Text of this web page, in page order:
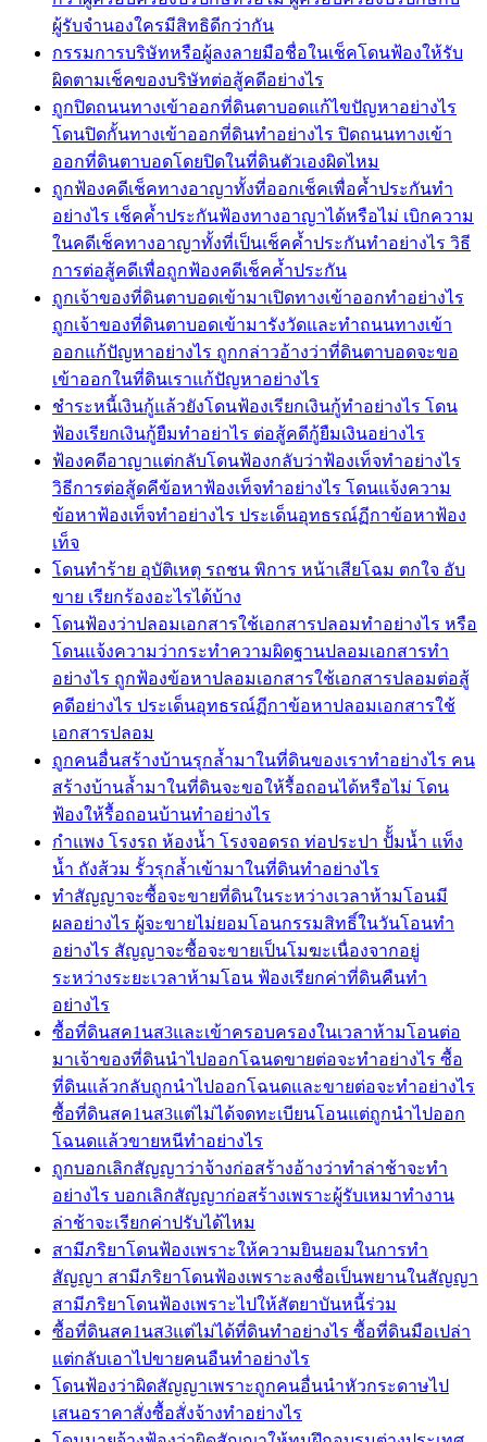
ผู้รับจำนองใครมีสิทธิดีกว่ากัน
กรรมการบริษัทหรือผู้ลงลายมือชื่อในเช็คโดนฟ้องให้รับ
ผิดตามเช็คของบริษัทต่อสู้คดีอย่างไร
ถูกปิดถนนทางเข้าออกที่ดินตาบอดแก้ไขปัญหาอย่างไร
โดนปิดกั้นทางเข้าออกที่ดินทำอย่างไร ปิดถนนทางเข้า
ออกที่ดินตาบอดโดยปิดในที่ดินตัวเองผิดไหม
ถูกฟ้องคดีเช็คทางอาญาทั้งที่ออกเช็คเพื่อค้ำประกันทำ
อย่างไร เช็คค้ำประกันฟ้องทางอาญาได้หรือไม่ เบิกความ
ในคดีเช็คทางอาญาทั้งที่เป็นเช็คค้ำประกันทำอย่างไร วิธี
การต่อสู้คดีเพื่อถูกฟ้องคดีเช็คค้ำประกัน
ถูกเจ้าของที่ดินตาบอดเข้ามาเปิดทางเข้าออกทำอย่างไร
ถูกเจ้าของที่ดินตาบอดเข้ามารังวัดและทำถนนทางเข้า
ออกแก้ปัญหาอย่างไร ถูกกล่าวอ้างว่าที่ดินตาบอดจะขอ
เข้าออกในที่ดินเราแก้ปัญหาอย่างไร
ชำระหนี้เงินกู้แล้วยังโดนฟ้องเรียกเงินกู้ทำอย่างไร โดน
ฟ้องเรียกเงินกู้ยืมทำอย่าไร ต่อสู้คดีกู้ยืมเงินอย่างไร
ฟ้องคดีอาญาแต่กลับโดนฟ้องกลับว่าฟ้องเท็จทำอย่างไร
วิธีการต่อสู้ดคีข้อหาฟ้องเท็จทำอย่างไร โดนแจ้งความ
ข้อหาฟ้องเท็จทำอย่างไร ประเด็นอุทธรณ์ฏีกาข้อหาฟ้อง
เท็จ
โดนทำร้าย อุบัติเหตุ รถชน พิการ หน้าเสียโฉม ตกใจ อับ
ขาย เรียกร้องอะไรได้บ้าง
โดนฟ้องว่าปลอมเอกสารใช้เอกสารปลอมทำอย่างไร หรือ
โดนแจ้งความว่ากระทำความผิดฐานปลอมเอกสารทำ
อย่างไร ถูกฟ้องข้อหาปลอมเอกสารใช้เอกสารปลอมต่อสู้
คดีอย่างไร ประเด็นอุทธรณ์ฏีกาข้อหาปลอมเอกสารใช้
เอกสารปลอม
ถูกคนอื่นสร้างบ้านรุกล้ำมาในที่ดินของเราทำอย่างไร คน
สร้างบ้านล้ำมาในที่ดินจะขอให้รื้อถอนได้หรือไม่ โดน
ฟ้องให้รื้อถอนบ้านทำอย่างไร
กำแพง โรงรถ ห้องน้ำ โรงจอดรถ ท่อประปา ปัั้มน้ำ แท็ง
น้ำ ถังส้วม รั้วรุกล้ำเข้ามาในที่ดินทำอย่างไร
ทำสัญญาจะซื้อจะขายที่ดินในระหว่างเวลาห้ามโอนมี
ผลอย่างไร ผู้จะขายไม่ยอมโอนกรรมสิทธิ์ในวันโอนทำ
อย่างไร สัญญาจะซื้อจะขายเป็นโมฆะเนื่องจากอยู่
ระหว่างระยะเวลาห้ามโอน ฟ้องเรียกค่าที่ดินคืนทำ
อย่างไร
ซื้อที่ดินสค1นส3และเข้าครอบครองในเวลาห้ามโอนต่อ
มาเจ้าของที่ดินนำไปออกโฉนดขายต่อจะทำอย่างไร ซื้อ
ที่ดินแล้วกลับถูกนำไปออกโฉนดและขายต่อจะทำอย่างไร
ซื้อที่ดินสค1นส3แต่ไม่ได้จดทะเบียนโอนแต่ถูกนำไปออก
โฉนดแล้วขายหนีทำอย่างไร
ถูกบอกเลิกสัญญาว่าจ้างก่อสร้างอ้างว่าทำล่าช้าจะทำ
อย่างไร บอกเลิกสัญญาก่อสร้างเพราะผู้รับเหมาทำงาน
ล่าช้าจะเรียกค่าปรับได้ไหม
สามีภริยาโดนฟ้องเพราะให้ความยินยอมในการทำ
สัญญา สามีภริยาโดนฟ้องเพราะลงชื่อเป็นพยานในสัญญา
สามีภริยาโดนฟ้องเพราะไปให้สัตยาบันหนี้ร่วม
ซื้อที่ดินสค1นส3แต่ไม่ได้ที่ดินทำอย่างไร ซื้อที่ดินมือเปล่า
แต่กลับเอาไปขายคนอืนทำอย่างไร
โดนฟ้องว่าผิดสัญญาเพราะถูกคนอื่นนำหัวกระดาษไป
เสนอราคาสั่งซื้อสั่งจ้างทำอย่างไร